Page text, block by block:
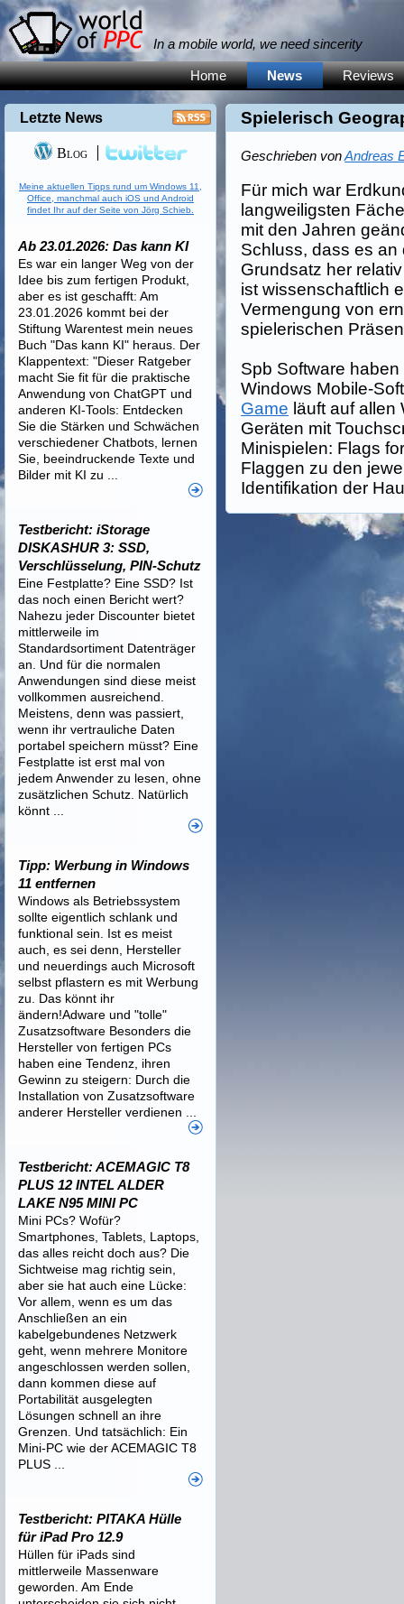
In a mobile world, we need sincerity
Home News Reviews
Spielerisch
Geschrieben vonAndreas
Für mich war
langweiligsten
mit den Jahren
Schluss, dass es
Grundsatz her
ist wissenschaftlich
Vermengung von
spielerischen
Spb Software
Windows Mobile-
Game läuft auf
Geräten mit
Minispielen: Flags
Flaggen zu den
Identifikation der
Letzte News
Blog
Meine aktuellen Tipps rund um Windows 11,
Office, manchmal auch iOS und Android
findet Ihr auf der Seite von Jörg Schieb.
Ab 23.01.2026: Das kann KI
Es war ein langer Weg von der
Idee bis zum fertigen Produkt,
aber es ist geschafft: Am
23.01.2026 kommt bei der
Stiftung Warentest mein neues
Buch "Das kann KI" heraus. Der
Klappentext: "Dieser Ratgeber
macht Sie fit für die praktische
Anwendung von ChatGPT und
anderen KI-Tools: Entdecken
Sie die Stärken und Schwächen
verschiedener Chatbots, lernen
Sie, beeindruckende Texte und
Bilder mit KI zu ...
Testbericht: iStorage
DISKASHUR 3: SSD,
Verschlüsselung, PIN-Schutz
Eine Festplatte? Eine SSD? Ist
das noch einen Bericht wert?
Nahezu jeder Discounter bietet
mittlerweile im
Standardsortiment Datenträger
an. Und für die normalen
Anwendungen sind diese meist
vollkommen ausreichend.
Meistens, denn was passiert,
wenn ihr vertrauliche Daten
portabel speichern müsst? Eine
Festplatte ist erst mal von
jedem Anwender zu lesen, ohne
zusätzlichen Schutz. Natürlich
könnt ...
Tipp: Werbung in Windows
11 entfernen
Windows als Betriebssystem
sollte eigentlich schlank und
funktional sein. Ist es meist
auch, es sei denn, Hersteller
und neuerdings auch Microsoft
selbst pflastern es mit Werbung
zu. Das könnt ihr
ändern!Adware und "tolle"
Zusatzsoftware Besonders die
Hersteller von fertigen PCs
haben eine Tendenz, ihren
Gewinn zu steigern: Durch die
Installation von Zusatzsoftware
anderer Hersteller verdienen ...
Testbericht: ACEMAGIC T8
PLUS 12 INTEL ALDER
LAKE N95 MINI PC
Mini PCs? Wofür?
Smartphones, Tablets, Laptops,
das alles reicht doch aus? Die
Sichtweise mag richtig sein,
aber sie hat auch eine Lücke:
Vor allem, wenn es um das
Anschließen an ein
kabelgebundenes Netzwerk
geht, wenn mehrere Monitore
angeschlossen werden sollen,
dann kommen diese auf
Portabilität ausgelegten
Lösungen schnell an ihre
Grenzen. Und tatsächlich: Ein
Mini-PC wie der ACEMAGIC T8
PLUS ...
Testbericht: PITAKA Hülle
für iPad Pro 12.9
Hüllen für iPads sind
mittlerweile Massenware
geworden. Am Ende